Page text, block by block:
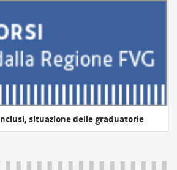
situazione delle graduatorie